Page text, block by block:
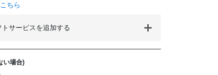
い場合)
ちら
トサービスを追加する